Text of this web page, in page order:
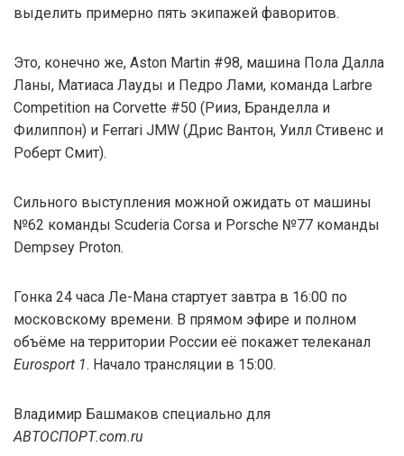
выделить примерно пять экипажей фаворитов.
Это, конечно же, Aston Martin #98, машина Пола Далла
Ланы, Матиаса Лауды и Педро Лами, команда Larbre
Competition на Corvette #50 (Рииз, Бранделла и
Филиппон) и Ferrari JMW (Дрис Вантон, Уилл Стивенс и
Роберт Смит).
Сильного выступления можной ожидать от машины
№62 команды Scuderia Corsa и Porsche №77 команды
Dempsey Proton.
Гонка 24 часа Ле-Мана стартует завтра в 16:00 по
московскому времени. В прямом эфире и полном
объёме на территории России её покажет телеканал
Eurosport 1. Начало трансляции в 15:00.
Владимир Башмаков специально для
АВТОСПОРТ.com.ru